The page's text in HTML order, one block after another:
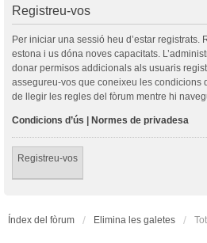
Registreu-vos
Per iniciar una sessió heu d’estar registrats.
estona i us dóna noves capacitats.
donar permisos addicionals als usuaris
assegureu-vos que coneixeu les condicions
de llegir les regles del fòrum mentre hi
Condicions d’ús | Normes de privadesa
Registreu-vos
Índex del fòrum Elimina les galetes